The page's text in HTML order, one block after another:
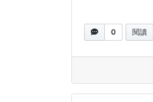
0 閱讀